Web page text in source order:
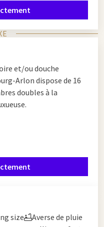
et/ou douche
Arlon dispose de 16
doubles à la
size
Averse de pluie